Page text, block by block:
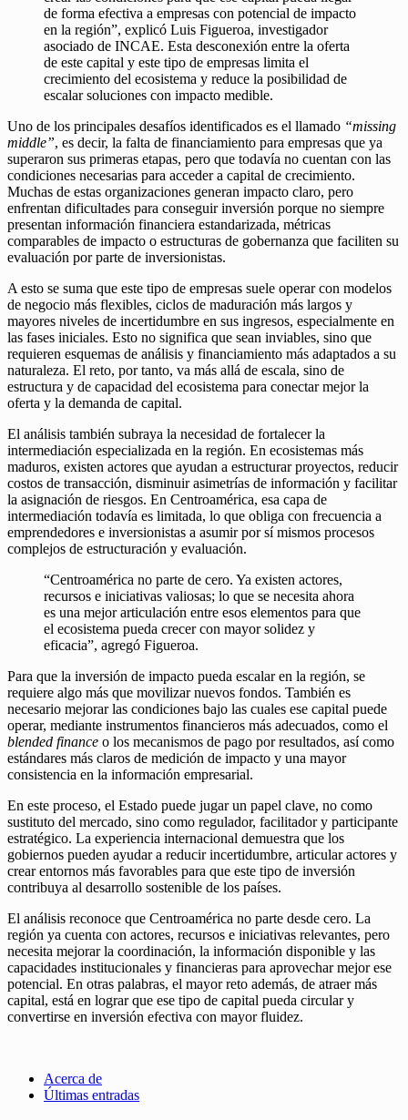
de forma efectiva a empresas con potencial de impacto
en la región”, explicó Luis Figueroa, investigador
asociado de INCAE. Esta desconexión entre la oferta
de este capital y este tipo de empresas limita el
crecimiento del ecosistema y reduce la posibilidad de
escalar soluciones con impacto medible.
Uno de los principales desafíos identificados es el llamado “missing
middle”, es decir, la falta de financiamiento para empresas que ya
superaron sus primeras etapas, pero que todavía no cuentan con las
condiciones necesarias para acceder a capital de crecimiento.
Muchas de estas organizaciones generan impacto claro, pero
enfrentan dificultades para conseguir inversión porque no siempre
presentan información financiera estandarizada, métricas
comparables de impacto o estructuras de gobernanza que faciliten su
evaluación por parte de inversionistas.
A esto se suma que este tipo de empresas suele operar con modelos
de negocio más flexibles, ciclos de maduración más largos y
mayores niveles de incertidumbre en sus ingresos, especialmente en
las fases iniciales. Esto no significa que sean inviables, sino que
requieren esquemas de análisis y financiamiento más adaptados a su
naturaleza. El reto, por tanto, va más allá de escala, sino de
estructura y de capacidad del ecosistema para conectar mejor la
oferta y la demanda de capital.
El análisis también subraya la necesidad de fortalecer la
intermediación especializada en la región. En ecosistemas más
maduros, existen actores que ayudan a estructurar proyectos, reducir
costos de transacción, disminuir asimetrías de información y facilitar
la asignación de riesgos. En Centroamérica, esa capa de
intermediación todavía es limitada, lo que obliga con frecuencia a
emprendedores e inversionistas a asumir por sí mismos procesos
complejos de estructuración y evaluación.
“Centroamérica no parte de cero. Ya existen actores,
recursos e iniciativas valiosas; lo que se necesita ahora
es una mejor articulación entre esos elementos para que
el ecosistema pueda crecer con mayor solidez y
eficacia”, agregó Figueroa.
Para que la inversión de impacto pueda escalar en la región, se
requiere algo más que movilizar nuevos fondos. También es
necesario mejorar las condiciones bajo las cuales ese capital puede
operar, mediante instrumentos financieros más adecuados, como el
blended finance o los mecanismos de pago por resultados, así como
estándares más claros de medición de impacto y una mayor
consistencia en la información empresarial.
En este proceso, el Estado puede jugar un papel clave, no como
sustituto del mercado, sino como regulador, facilitador y participante
estratégico. La experiencia internacional demuestra que los
gobiernos pueden ayudar a reducir incertidumbre, articular actores y
crear entornos más favorables para que este tipo de inversión
contribuya al desarrollo sostenible de los países.
El análisis reconoce que Centroamérica no parte desde cero. La
región ya cuenta con actores, recursos e iniciativas relevantes, pero
necesita mejorar la coordinación, la información disponible y las
capacidades institucionales y financieras para aprovechar mejor ese
potencial. En otras palabras, el mayor reto además, de atraer más
capital, está en lograr que ese tipo de capital pueda circular y
convertirse en inversión efectiva con mayor fluidez.
Acerca de
Últimas entradas